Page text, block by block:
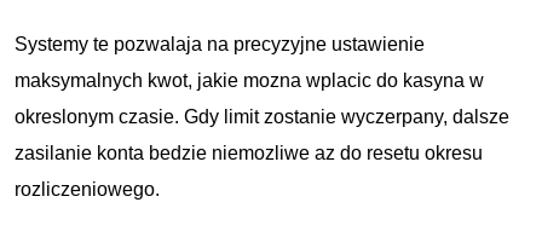
Systemy te pozwalaja na precyzyjne ustawienie
maksymalnych kwot, jakie mozna wplacic do kasyna w
okreslonym czasie. Gdy limit zostanie wyczerpany, dalsze
zasilanie konta bedzie niemozliwe az do resetu okresu
rozliczeniowego.